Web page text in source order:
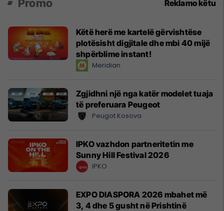
Promo Reklamo këtu
Këtë herë me kartelë gërvishtëse
plotësisht digjitale dhe mbi 40 mijë
shpërblime instant!
Meridian
Zgjidhni një nga katër modelet tuaja
të preferuara Peugeot
Peugot Kosova
IPKO vazhdon partneritetin me
Sunny Hill Festival 2026
IPKO
EXPO DIASPORA 2026 mbahet më
3, 4 dhe 5 gusht në Prishtinë